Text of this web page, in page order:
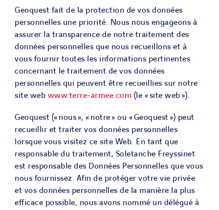
ACTU & MEDIA
CONTACT
NOS PAYS
Search
for:
Geoquest fait de la protection de vos données
personnelles une priorité. Nous nous engageons à
assurer la transparence de notre traitement des
données personnelles que nous recueillons et à
vous fournir toutes les informations pertinentes
concernant le traitement de vos données
personnelles qui peuvent être recueillies sur notre
site web www.terre-armee.com (le « site web »).
Geoquest (« nous », « notre » ou « Geoquest ») peut
recueillir et traiter vos données personnelles
lorsque vous visitez ce site Web. En tant que
responsable du traitement, Soletanche Freyssinet
est responsable des Données Personnelles que vous
nous fournissez. Afin de protéger votre vie privée
et vos données personnelles de la manière la plus
efficace possible, nous avons nommé un délégué à